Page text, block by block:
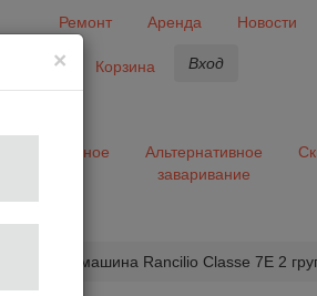
Ремонт Аренда Новости
Корзина Вход
Разное
Альтернативное
заваривание
кофемашина Rancilio Classe 7E 2
×